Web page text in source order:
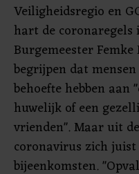
Veiligheidsregio en
hart de
Burgemeester
begrijpen dat
behoefte hebben aan
huwelijk of een
vrienden". Maar uit
coronavirus zich
bijeenkomsten.